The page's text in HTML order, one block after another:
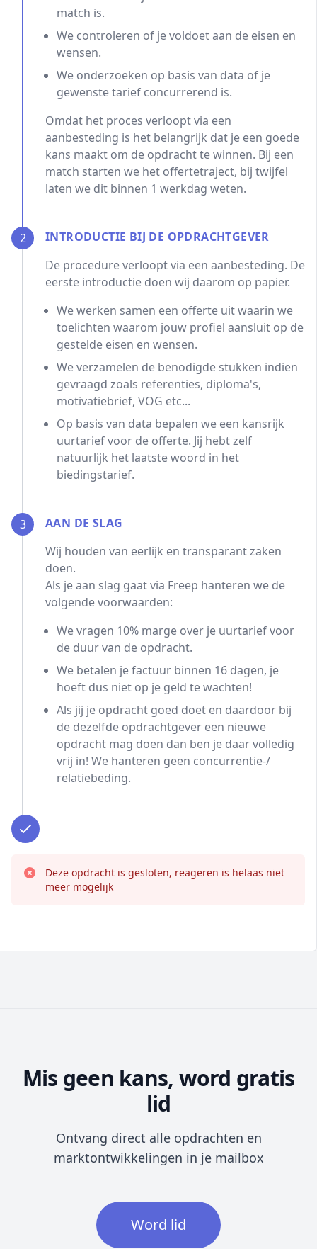
match is.
We controleren of je voldoet aan de eisen en
wensen.
We onderzoeken op basis van data of je
gewenste tarief concurrerend is.
Omdat het proces verloopt via een
aanbesteding is het belangrijk dat je een goede
kans maakt om de opdracht te winnen. Bij een
match starten we het offertetraject, bij twijfel
laten we dit binnen 1 werkdag weten.
2
INTRODUCTIE BIJ DE OPDRACHTGEVER
De procedure verloopt via een aanbesteding. De
eerste introductie doen wij daarom op papier.
We werken samen een offerte uit waarin we
toelichten waarom jouw profiel aansluit op de
gestelde eisen en wensen.
We verzamelen de benodigde stukken indien
gevraagd zoals referenties, diploma's,
motivatiebrief, VOG etc...
Op basis van data bepalen we een kansrijk
uurtarief voor de offerte. Jij hebt zelf
natuurlijk het laatste woord in het
biedingstarief.
3
AAN DE SLAG
Wij houden van eerlijk en transparant zaken
doen.
Als je aan slag gaat via Freep hanteren we de
volgende voorwaarden:
We vragen 10% marge over je uurtarief voor
de duur van de opdracht.
We betalen je factuur binnen 16 dagen, je
hoeft dus niet op je geld te wachten!
Als jij je opdracht goed doet en daardoor bij
de dezelfde opdrachtgever een nieuwe
opdracht mag doen dan ben je daar volledig
vrij in! We hanteren geen concurrentie-/
relatiebeding.
Deze opdracht is gesloten, reageren is helaas niet
meer mogelijk
Mis geen kans, word gratis
lid
Ontvang direct alle opdrachten en
marktontwikkelingen in je mailbox
Word lid